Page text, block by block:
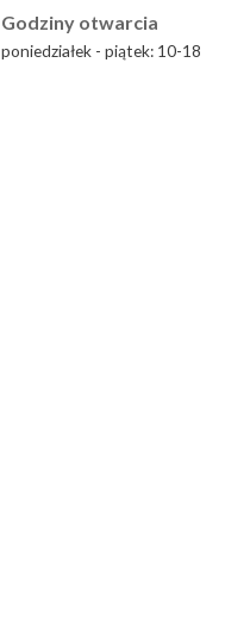
Godziny otwarcia
poniedziałek - piątek: 10-18